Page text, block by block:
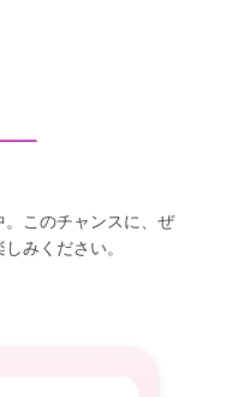
このチャンスに、ぜ
みください。